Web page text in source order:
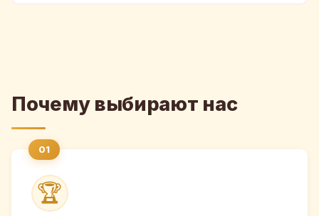
Почему выбирают нас
🏆